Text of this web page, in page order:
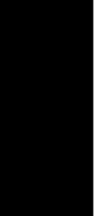
de electricidad
de equipamiento de
asistente de cámara),
New York),
R. Robinson
Dolan